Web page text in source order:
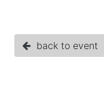
back to event